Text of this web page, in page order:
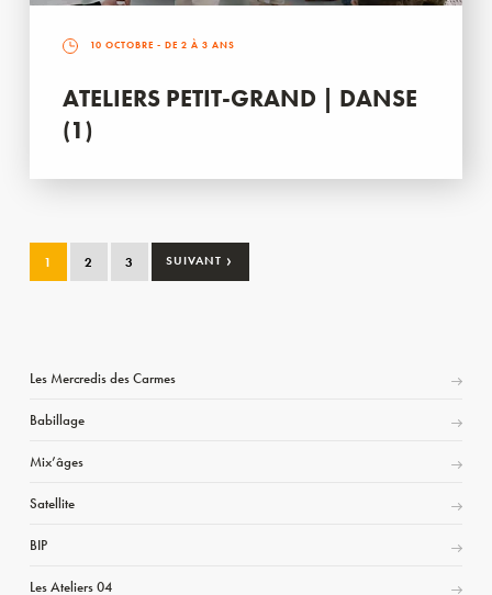
10 OCTOBRE - DE 2 À 3 ANS
ATELIERS PETIT-GRAND | DANSE
(1)
1 2 3 SUIVANT ›
Les Mercredis des Carmes
Babillage
Mix’âges
Satellite
BIP
Les Ateliers 04